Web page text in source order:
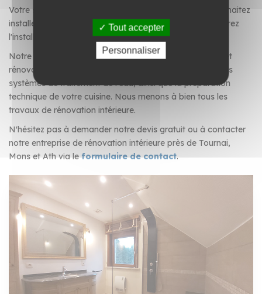
Votre salle de bain demande une rénovation ? Vous souhaitez
installer un système de traitement de l'eau ? Vous préparez
l'installation d'une nouvelle cuisine ?
Notre équipe d'experts réalise vos travaux de création et
rénovation de salle de bain, l'installation complète de vos
systèmes de traitement de l'eau, ainsi que la préparation
technique de votre cuisine. Nous menons à bien tous les
travaux de rénovation intérieure.
N'hésitez pas à demander notre devis gratuit ou à contacter
notre entreprise de rénovation intérieure près de Tournai,
Mons et Ath via leformulaire de contact.
Tout accepter
Personnaliser